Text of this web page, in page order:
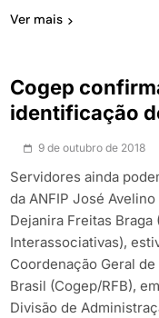
Ver mais
Cogep
identificação
9 de outubro de 2018
Servidores ainda
da ANFIP José
Dejanira Freitas
Interassociativas),
Coordenação Geral
Brasil (Cogep/RFB),
Divisão de